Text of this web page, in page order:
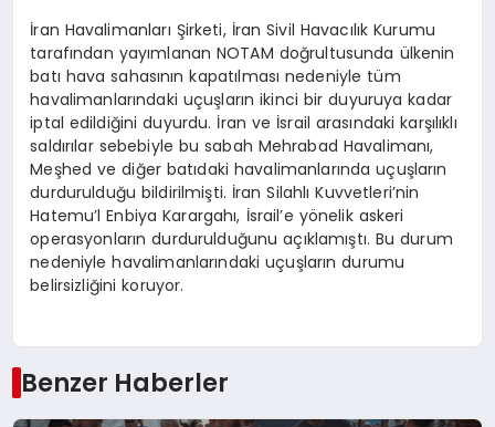
İran Havalimanları Şirketi, İran Sivil Havacılık Kurumu
tarafından yayımlanan NOTAM doğrultusunda ülkenin
batı hava sahasının kapatılması nedeniyle tüm
havalimanlarındaki uçuşların ikinci bir duyuruya kadar
iptal edildiğini duyurdu. İran ve İsrail arasındaki karşılıklı
saldırılar sebebiyle bu sabah Mehrabad Havalimanı,
Meşhed ve diğer batıdaki havalimanlarında uçuşların
durdurulduğu bildirilmişti. İran Silahlı Kuvvetleri’nin
Hatemu’l Enbiya Karargahı, İsrail’e yönelik askeri
operasyonların durdurulduğunu açıklamıştı. Bu durum
nedeniyle havalimanlarındaki uçuşların durumu
belirsizliğini koruyor.
Benzer Haberler